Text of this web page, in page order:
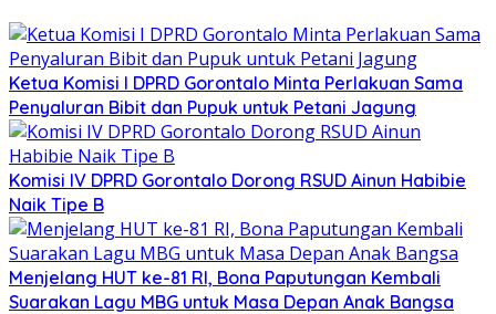
Ketua Komisi I DPRD Gorontalo Minta Perlakuan Sama
Penyaluran Bibit dan Pupuk untuk Petani Jagung
Komisi IV DPRD Gorontalo Dorong RSUD Ainun Habibie
Naik Tipe B
Menjelang HUT ke-81 RI, Bona Paputungan Kembali
Suarakan Lagu MBG untuk Masa Depan Anak Bangsa